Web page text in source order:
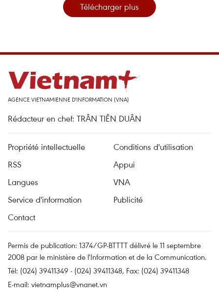
Télécharger plus
AGENCE VIETNAMIENNE D'INFORMATION (VNA)
Rédacteur en chef: TRÂN TIÊN DUÂN
Propriété intellectuelle
Conditions d'utilisation
RSS
Appui
Langues
VNA
Service d'information
Publicité
Contact
Permis de publication: 1374/GP-BTTTT délivré le 11 septembre
2008 par le ministère de l'Information et de la Communication.
Tél: (024) 39411349 - (024) 39411348, Fax: (024) 39411348
E-mail: vietnamplus@vnanet.vn